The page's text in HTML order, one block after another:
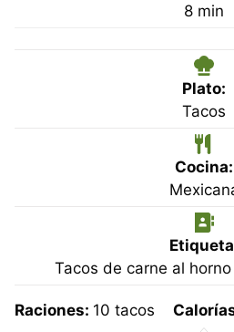
8 min
Plato:
Tacos
Cocina:
Tacos de carne al
Raciones: 10 tacos